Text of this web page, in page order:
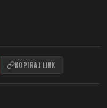
KOPIRAJ LINK